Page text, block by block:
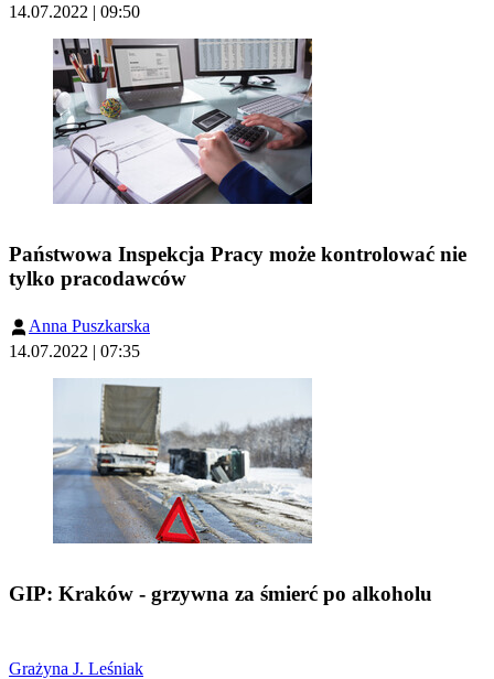
14.07.2022 | 09:50
Państwowa Inspekcja Pracy może kontrolować nie
tylko pracodawców
Anna Puszkarska
14.07.2022 | 07:35
GIP: Kraków - grzywna za śmierć po alkoholu
Grażyna J. Leśniak